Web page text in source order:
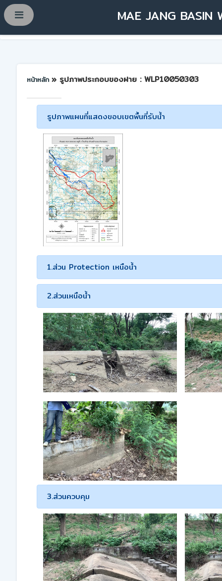
MAE JANG BASIN
หน้าหลัก » รูปภาพประกอบของฝาย : WLP10050303
รูปภาพแผนที่แสดงขอบเขตพื้นที่รับน้ำ
1.ส่วน Protection เหนือน้ำ
2.ส่วนเหนือน้ำ
3.ส่วนควบคุม